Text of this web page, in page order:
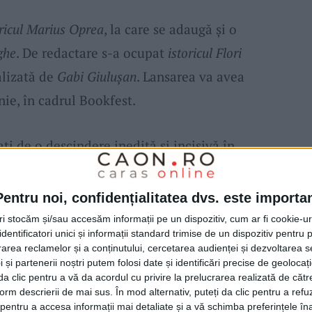
noi, confidențialitatea dvs. este
stocăm și/sau accesăm informații pe un dispozitiv, cum ar fi cookie-
unici și informații standard trimise de un dispozitiv pentru
reclamelor și a conținutului, cercetarea audienței și dezvoltarea
și partenerii noștri putem folosi date și identificări precise de
clic pentru a vă da acordul cu privire la prelucrarea realizată de
descrierii de mai sus. În mod alternativ, puteți da clic pentru a
a accesa informații mai detaliate și a vă schimba preferințele
Marius Oprea, la care se adaugă şi o
. De redactare s-a ocupat istoricul Flori
de Gabi Giulușan. Lansarea va avea
în cadrul Bookfest.
de o descindere inedită și incisivă în
, cea mai ofensivăgrupare de
și ocupată de trupe rusești.
studiu și de interviuri cu domnulNicolae
algrupării Uță,fost deținut
ultimulpartizanîn viață al României. Nu
mai multe informații din interiorul